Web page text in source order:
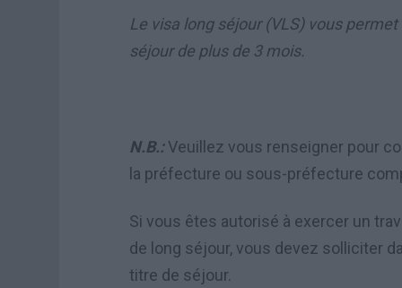
Le visa long séjour (VLS) vous
séjour de plus de 3 mois.
N.B.:Veuillez vous renseigner pour
la préfecture ou sous-préfecture
Si vous êtes autorisé à exercer un
de long séjour, vous devez solliciter
titre de séjour.